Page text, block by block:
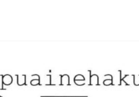
sivulla.